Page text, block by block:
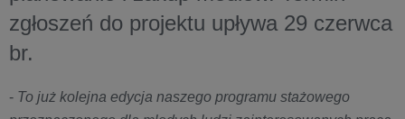
zgłoszeń do projektu upływa 29 czerwca
br.
- To już kolejna edycja naszego programu stażowego